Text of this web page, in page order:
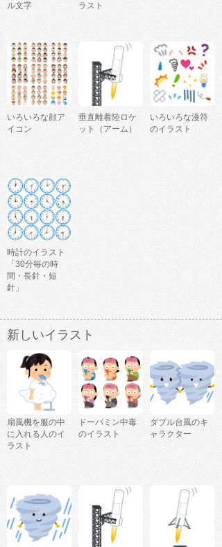
ル文字
ラスト
いろいろな顔ア
イコン
垂直離着陸ロケ
ット（アーム）
いろいろな漫符
のイラスト
時計のイラスト
「30分毎の時
間・長針・短
針」
新しいイラスト
扇風機を服の中
に入れる人のイ
ラスト
ドーパミン中毒
のイラスト
ダブル台風のキ
ャラクター